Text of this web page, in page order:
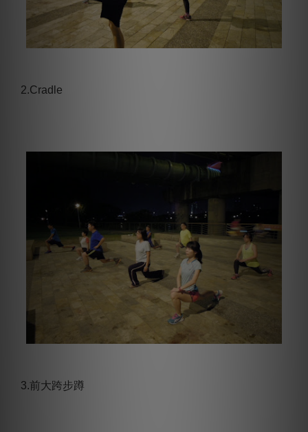
2.Cradle
3.前大跨步蹲